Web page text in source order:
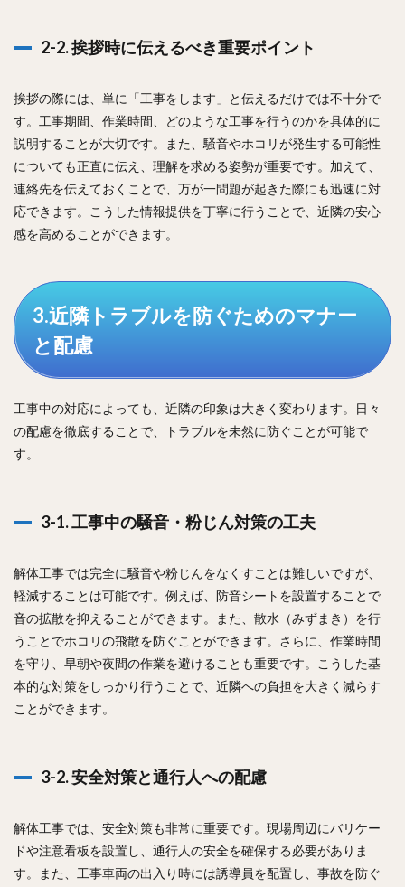
2-2. 挨拶時に伝えるべき重要ポイント
挨拶の際には、単に「工事をします」と伝えるだけでは不十分で
す。工事期間、作業時間、どのような工事を行うのかを具体的に
説明することが大切です。また、騒音やホコリが発生する可能性
についても正直に伝え、理解を求める姿勢が重要です。加えて、
連絡先を伝えておくことで、万が一問題が起きた際にも迅速に対
応できます。こうした情報提供を丁寧に行うことで、近隣の安心
感を高めることができます。
3.近隣トラブルを防ぐためのマナー
と配慮
工事中の対応によっても、近隣の印象は大きく変わります。日々
の配慮を徹底することで、トラブルを未然に防ぐことが可能で
す。
3-1. 工事中の騒音・粉じん対策の工夫
解体工事では完全に騒音や粉じんをなくすことは難しいですが、
軽減することは可能です。例えば、防音シートを設置することで
音の拡散を抑えることができます。また、散水（みずまき）を行
うことでホコリの飛散を防ぐことができます。さらに、作業時間
を守り、早朝や夜間の作業を避けることも重要です。こうした基
本的な対策をしっかり行うことで、近隣への負担を大きく減らす
ことができます。
3-2. 安全対策と通行人への配慮
解体工事では、安全対策も非常に重要です。現場周辺にバリケー
ドや注意看板を設置し、通行人の安全を確保する必要がありま
す。また、工事車両の出入り時には誘導員を配置し、事故を防ぐ